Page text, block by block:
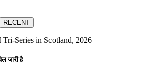
RECENT
Series in Scotland, 2026
जारी है